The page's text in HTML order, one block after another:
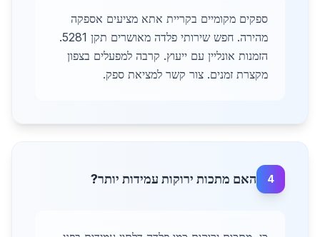
ספקים מקומיים בקריית אתא מציעים אספקה
מהירה. חפש שירותי פלדה מאושרים תקן 5281.
הזמנות אונליין עם ייעוץ. קרבה למפעלים בצפון
מקצרת זמנים. צור קשר למציאת ספק.
4 האם מתכות ירוקות עמידות יותר?